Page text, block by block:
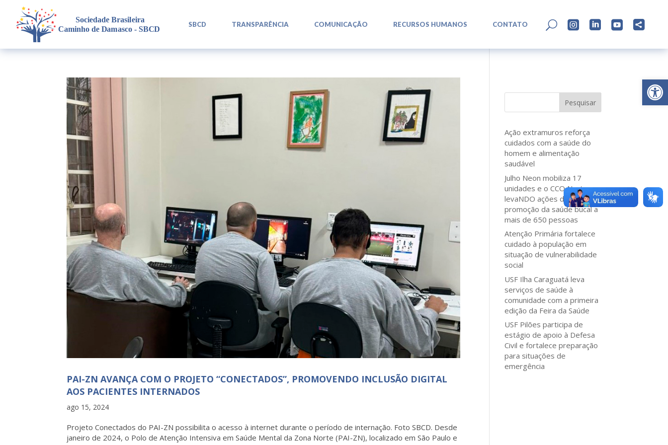
Abrir
SBCD TRANSPARÊNCIA COMUNICAÇÃO RECURSOS HUMANOS CONTATO U    
PAI-ZN AVANÇA COM O PROJETO “CONECTADOS”, PROMOVENDO INCLUSÃO DIGITAL
AOS PACIENTES INTERNADOS
ago 15, 2024
Projeto Conectados do PAI-ZN possibilita o acesso à internet durante o período de internação. Foto SBCD. Desde
janeiro de 2024, o Polo de Atenção Intensiva em Saúde Mental da Zona Norte (PAI-ZN), localizado em São Paulo e
Pesquisar
Ação extramuros reforça
cuidados com a saúde do
homem e alimentação
saudável
Julho Neon mobiliza 17
unidades e o CCO Norte
levaNDO ações de
promoção da saúde bucal a
mais de 650 pessoas
Atenção Primária fortalece
cuidado à população em
situação de vulnerabilidade
social
USF Ilha Caraguatá leva
serviços de saúde à
comunidade com a primeira
edição da Feira da Saúde
USF Pilões participa de
estágio de apoio à Defesa
Civil e fortalece preparação
para situações de
emergência